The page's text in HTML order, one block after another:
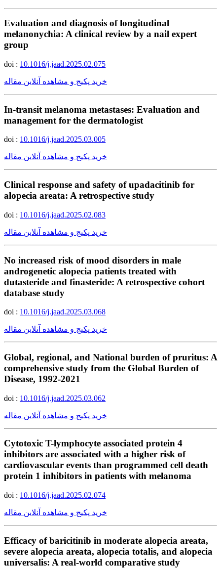
Evaluation and diagnosis of longitudinal
melanonychia: A clinical review by a nail expert
group
doi : 10.1016/j.jaad.2025.02.075
خرید پکیج و مشاهده آنلاین مقاله
In-transit melanoma metastases: Evaluation and
management for the dermatologist
doi : 10.1016/j.jaad.2025.03.005
خرید پکیج و مشاهده آنلاین مقاله
Clinical response and safety of upadacitinib for
alopecia areata: A retrospective study
doi : 10.1016/j.jaad.2025.02.083
خرید پکیج و مشاهده آنلاین مقاله
No increased risk of mood disorders in male
androgenetic alopecia patients treated with
dutasteride and finasteride: A retrospective cohort
database study
doi : 10.1016/j.jaad.2025.03.068
خرید پکیج و مشاهده آنلاین مقاله
Global, regional, and National burden of pruritus: A
comprehensive study from the Global Burden of
Disease, 1992-2021
doi : 10.1016/j.jaad.2025.03.062
خرید پکیج و مشاهده آنلاین مقاله
Cytotoxic T-lymphocyte associated protein 4
inhibitors are associated with a higher risk of
cardiovascular events than programmed cell death
protein 1 inhibitors in patients with melanoma
doi : 10.1016/j.jaad.2025.02.074
خرید پکیج و مشاهده آنلاین مقاله
Efficacy of baricitinib in moderate alopecia areata,
severe alopecia areata, alopecia totalis, and alopecia
universalis: A real-world comparative study